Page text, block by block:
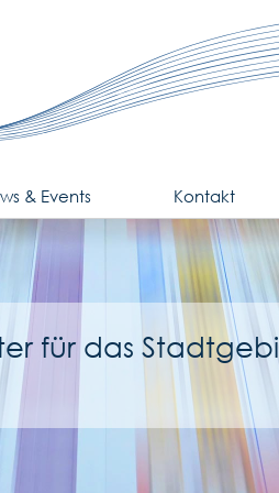
& Events Kontakt
für das